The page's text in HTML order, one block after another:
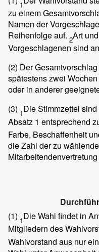
1
zu einem
Namen der
Reihenfolge auf. 2Art
Vorgeschlagenen sind
(2) Der
spätestens zwei
oder in anderer
(3) 1Die Stimmzettel
Absatz 1 entsprechend
Farbe, Beschaffenheit
die Zahl der zu
(1) 1Die Wahl findet in
Mitgliedern des
Wahlvorstand aus nur